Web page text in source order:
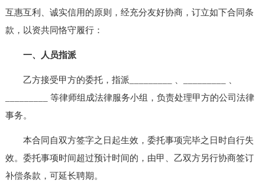
互惠互利、诚实信用的原则，经充分友好协商，订立如下合同条
款，以资共同恪守履行：
一、人员指派
乙方接受甲方的委托，指派_________ 、_________ 、
_________ 等律师组成法律服务小组，负责处理甲方的公司法律
事务。
本合同自双方签字之日起生效，委托事项完毕之日时自行失
效。委托事项时间超过预计时间的，由甲、乙双方另行协商签订
补偿条款，可延长聘期。